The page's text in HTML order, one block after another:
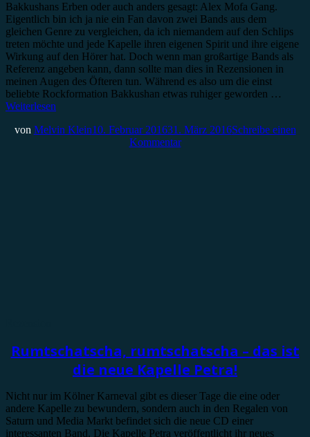
Bakkushans Erben oder auch anders gesagt: Alex Mofa Gang.
Eigentlich bin ich ja nie ein Fan davon zwei Bands aus dem
gleichen Genre zu vergleichen, da ich niemandem auf den Schlips
treten möchte und jede Kapelle ihren eigenen Spirit und ihre eigene
Wirkung auf den Hörer hat. Doch wenn man großartige Bands als
Referenz angeben kann, dann sollte man dies in Rezensionen in
meinen Augen des Öfteren tun. Während es also um die einst
beliebte Rockformation Bakkushan etwas ruhiger geworden …
Weiterlesen
von Melvin Klein10. Februar 201631. März 2016Schreibe einen
Kommentar
Rumtschatscha, rumtschatscha – das ist
die neue Kapelle Petra!
Nicht nur im Kölner Karneval gibt es dieser Tage die eine oder
andere Kapelle zu bewundern, sondern auch in den Regalen von
Saturn und Media Markt befindet sich die neue CD einer
interessanten Band. Die Kapelle Petra veröffentlicht ihr neues